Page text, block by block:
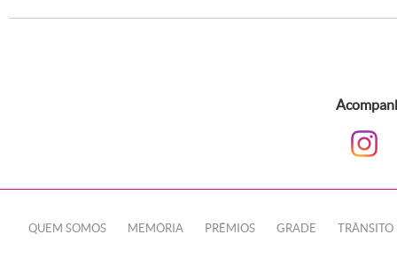
QUEM SOMOS MEMÓRIA PRÊMIOS GRADE TRÂNSITO